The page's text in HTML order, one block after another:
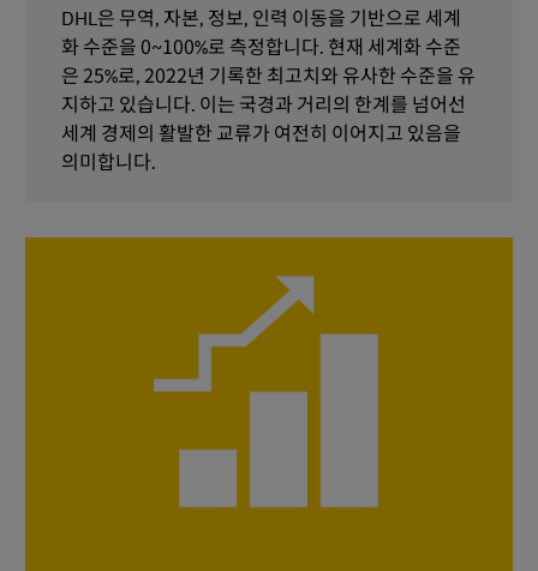
DHL은 무역, 자본, 정보, 인력 이동을 기반으로 세계
화 수준을 0~100%로 측정합니다. 현재 세계화 수준
은 25%로, 2022년 기록한 최고치와 유사한 수준을 유
지하고 있습니다. 이는 국경과 거리의 한계를 넘어선
세계 경제의 활발한 교류가 여전히 이어지고 있음을
의미합니다.